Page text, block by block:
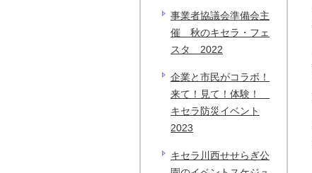
事業者協議会準備会主
催 秋のキセラ・フェ
スタ 2022
企業と市民がコラボ！
来て！見て！体験！
キセラ防災イベント
2023
キセラ川西せせらぎ公